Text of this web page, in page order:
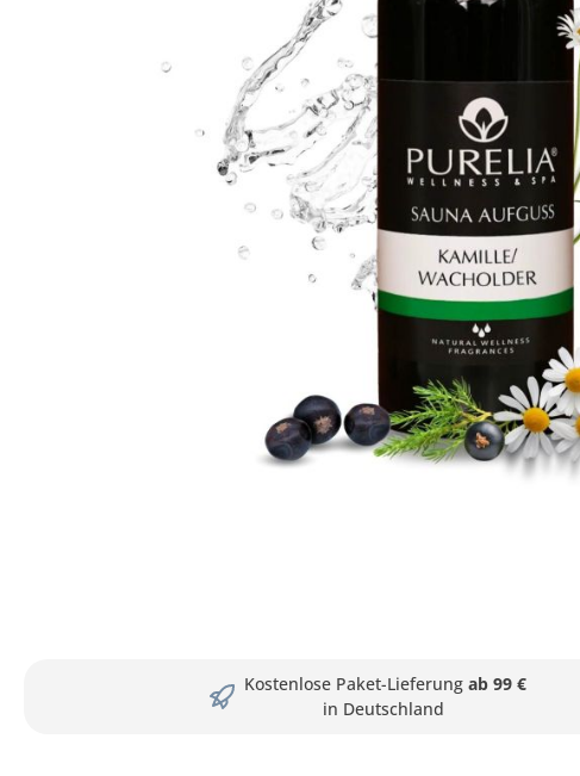
Kostenlose Paket-Lieferung ab 99 €
in Deutschland